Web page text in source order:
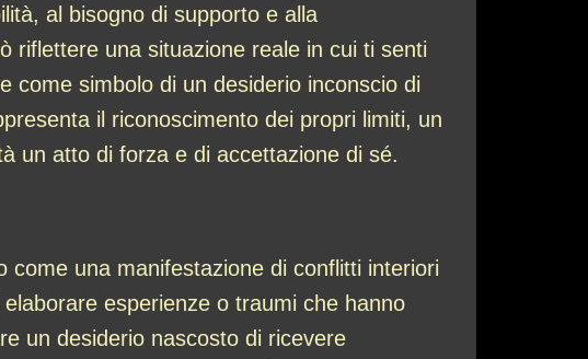
al bisogno di supporto e alla
riflettere una situazione reale in cui ti senti
come simbolo di un desiderio inconscio di
il riconoscimento dei propri limiti, un
un atto di forza e di accettazione di sé.
una manifestazione di conflitti interiori
esperienze o traumi che hanno
un desiderio nascosto di ricevere